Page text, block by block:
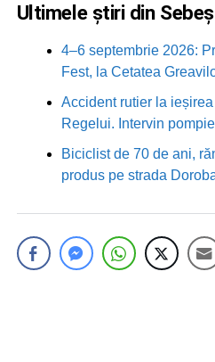
Ultimele știri din Sebeș
4–6 septembrie 2026:
Fest, la Cetatea
Accident rutier la
Regelui. Intervin
Biciclist de 70 de ani,
produs pe strada